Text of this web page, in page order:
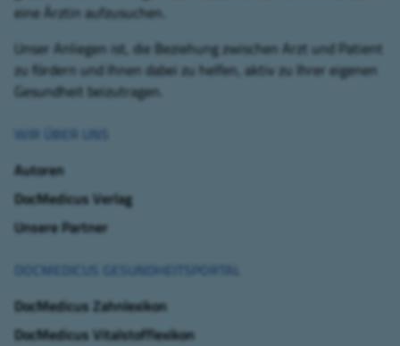
eine Ärztin aufzusuchen.
Unser Anliegen ist, die Beziehung zwischen Arzt und Patient
zu fördern und Ihnen dabei zu helfen, aktiv zu Ihrer eigenen
Gesundheit beizutragen.
WIR ÜBER UNS
Autoren
DocMedicus Verlag
Unsere Partner
DOCMEDICUS GESUNDHEITSPORTAL
DocMedicus Zahnlexikon
DocMedicus Vitalstofflexikon